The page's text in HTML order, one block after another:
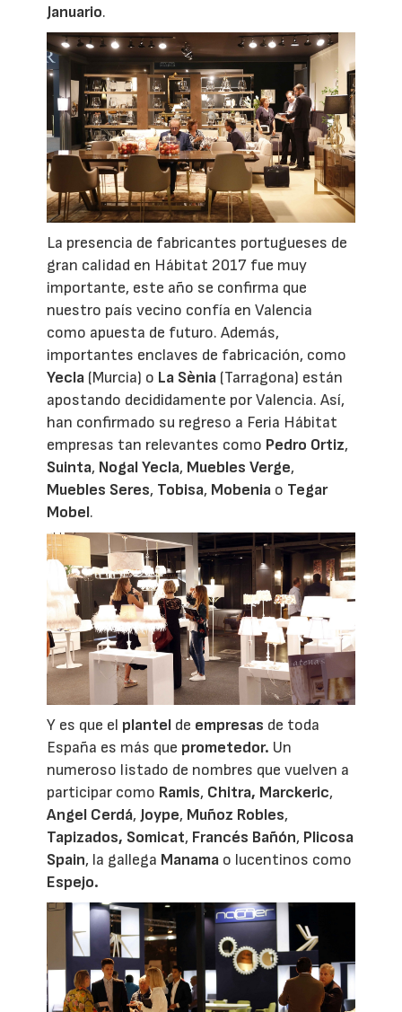
Januario.
La presencia de fabricantes portugueses de
gran calidad en Hábitat 2017 fue muy
importante, este año se confirma que
nuestro país vecino confía en Valencia
como apuesta de futuro. Además,
importantes enclaves de fabricación, como
Yecla (Murcia) o La Sènia (Tarragona) están
apostando decididamente por Valencia. Así,
han confirmado su regreso a Feria Hábitat
empresas tan relevantes como Pedro Ortiz,
Suinta, Nogal Yecla, Muebles Verge,
Muebles Seres, Tobisa, Mobenia o Tegar
Mobel.
Y es que el plantel de empresas de toda
España es más que prometedor. Un
numeroso listado de nombres que vuelven a
participar como Ramis, Chitra, Marckeric,
Angel Cerdá, Joype, Muñoz Robles,
Tapizados, Somicat, Francés Bañón, Plicosa
Spain, la gallega Manama o lucentinos como
Espejo.